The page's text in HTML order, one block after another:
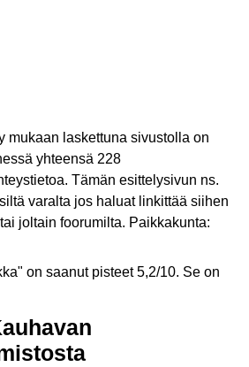
mukaan laskettuna sivustolla on
yhteensä 228
Tämän esittelysivun ns.
siltä varalta jos haluat linkittää siihen
joltain foorumilta. Paikkakunta:
" on saanut pisteet5,2/10. Se on